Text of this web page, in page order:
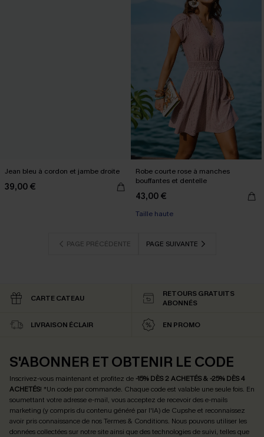
Jean bleu à cordon et jambe droite
39,00 €
Robe courte rose à manches
bouffantes et dentelle
43,00 €
Taille haute
PAGE PRÉCÉDENTE PAGE SUIVANTE
CARTE CATEAU
RETOURS GRATUITS
ABONNÉS
LIVRAISON ÉCLAIR EN PROMO
S'ABONNER ET OBTENIR LE CODE
Inscrivez-vous maintenant et profitez de -15% DÈS 2 ACHETÉS & -25% DÈS 4
ACHETÉS! *Un code par commande. Chaque code est valable une seule fois. En
soumettant votre adresse e-mail, vous acceptez de recevoir des e-mails
marketing (y compris du contenu généré par l'IA) de Cupshe et reconnaissez
avoir pris connaissance de nosTermes & Conditions. Nous pouvons utiliser les
données collectées sur notre site ainsi que des technologies de suivi, telles que